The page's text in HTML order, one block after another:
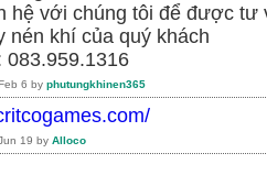
hệ với chúng tôi để được tư
nén khí của quý khách
083.959.1316
6 by phutungkhinen365
19 by Alloco